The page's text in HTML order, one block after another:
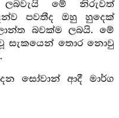
ලබවැයි මේ නිරුවත්
පවතීද ඔහු හුදෙක්
බවක්ම ලබයි. මේ
සැකයෙන් තොර නොවු
සෝවාන් ආදී මාර්ග